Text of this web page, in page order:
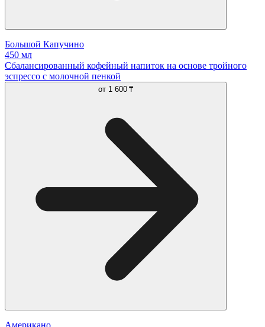
Большой Капучино
450 мл
Сбалансированный кофейный напиток на основе тройного
эспрессо с молочной пенкой
от 1 600 ₸